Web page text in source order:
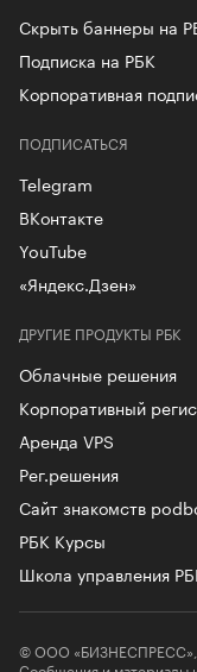
Скрыть баннеры на
Подписка на РБК
Корпоративная
ДРУГИЕ ПРОДУКТЫ РБК
Облачные решения
Корпоративный
Аренда VPS
Рег.решения
Сайт знакомств
РБК Курсы
Школа управления
ПОДПИСАТЬСЯ
Telegram
ВКонтакте
YouTube
«Яндекс.Дзен»
© ООО